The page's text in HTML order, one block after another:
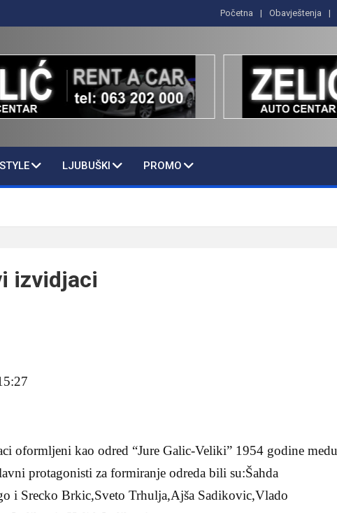
Početna Obavještenja
LJUBUŠKI PROMO
izvidjaci
oformljeni kao odred “Jure Galic-Veliki” 1954 godine medu
protagonisti za formiranje odreda bili su:Šahda
i Srecko Brkic,Sveto Trhulja,Ajša Sadikovic,Vlado